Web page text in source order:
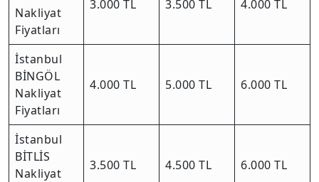
Nakliyat
Fiyatları
3.000 TL 3.500 TL 4.000 TL
İstanbul
BİNGÖL
Nakliyat
Fiyatları
4.000 TL 5.000 TL 6.000 TL
İstanbul
BİTLİS
Nakliyat
3.500 TL 4.500 TL 6.000 TL